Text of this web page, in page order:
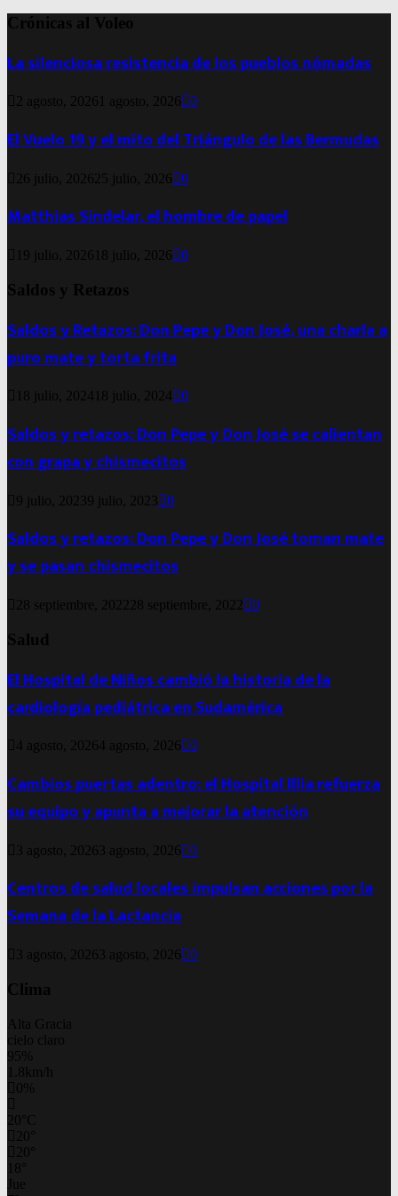
Crónicas al Voleo
La silenciosa resistencia de los pueblos nómadas
2 agosto, 2026 1 agosto, 2026 0
El Vuelo 19 y el mito del Triángulo de las Bermudas
26 julio, 2026 25 julio, 2026 0
Matthias Sindelar, el hombre de papel
19 julio, 2026 18 julio, 2026 0
Saldos y Retazos
Saldos y Retazos: Don Pepe y Don José, una charla a
puro mate y torta frita
18 julio, 2024 18 julio, 2024 0
Saldos y retazos: Don Pepe y Don José se calientan
con grapa y chismecitos
9 julio, 20239 julio, 2023 0
Saldos y retazos: Don Pepe y Don José toman mate
y se pasan chismecitos
28 septiembre, 2022 28 septiembre, 2022 0
Salud
El Hospital de Niños cambió la historia de la
cardiología pediátrica en Sudamérica
4 agosto, 20264 agosto, 2026 0
Cambios puertas adentro: el Hospital Illia refuerza
su equipo y apunta a mejorar la atención
3 agosto, 2026 3 agosto, 2026 0
Centros de salud locales impulsan acciones por la
Semana de la Lactancia
3 agosto, 2026 3 agosto, 2026 0
Clima
Alta Gracia
cielo claro
95%
1.8km/h
0%
20 C
20
20
18
Jue